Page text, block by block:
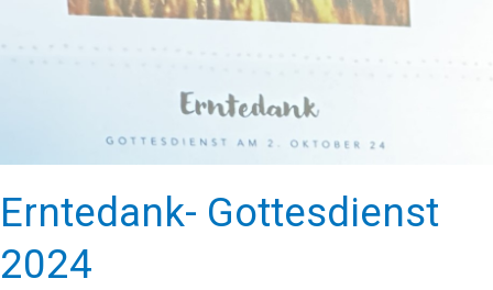
Erntedank- Gottesdienst
2024